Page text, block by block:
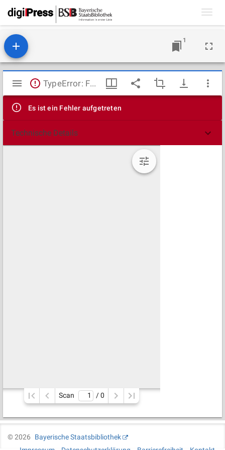
1
Mirador
Viewer
TypeError: Failed to fetch
Es ist ein Fehler aufgetreten
Technische Details
Scan / 0
©2026
Bayerische Staatsbibliothek